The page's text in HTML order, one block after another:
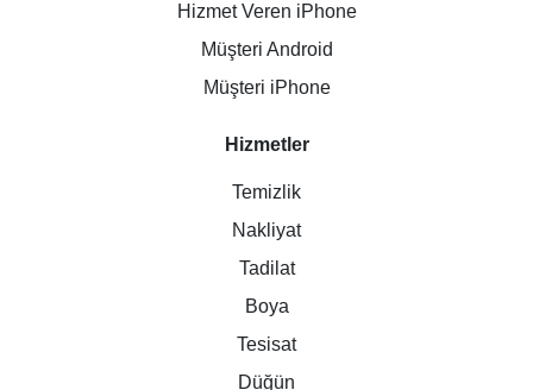
Hizmet Veren iPhone
Müşteri Android
Müşteri iPhone
Hizmetler
Temizlik
Nakliyat
Tadilat
Boya
Tesisat
Düğün